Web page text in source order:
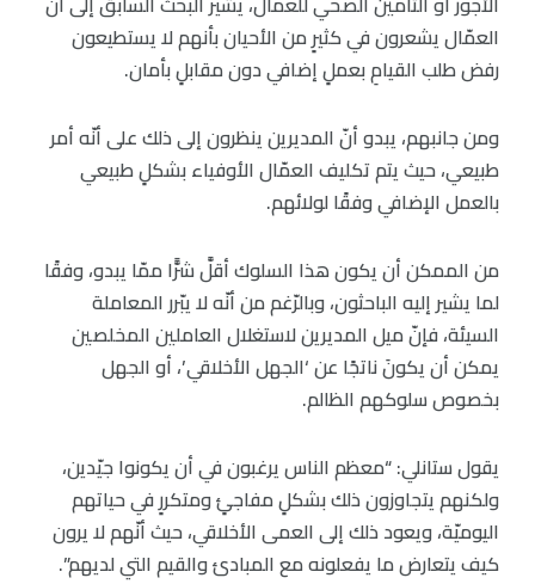
العمّال يشعرون في كثيرٍ من الأحيان بأنهم لا يستطيعون
رفض طلب القيامِ بعملٍ إضافي دون مقابلٍ بأمان.
ومن جانبهم، يبدو أنّ المديرين ينظرون إلى ذلك على أنّه أمر
طبيعي، حيث يتم تكليف العمّال الأوفياء بشكلٍ طبيعي
بالعمل الإضافي وفقًا لولائهم.
من الممكن أن يكون هذا السلوك أقلَّ شرًّا ممّا يبدو، وفقًا
لما يشير إليه الباحثون، وبالرّغم من أنّه لا يبّرر المعاملة
السيئة، فإنّ ميل المديرين لاستغلال العاملين المخلصين
يمكن أن يكونَ ناتجًا عن ‘الجهل الأخلاقي’، أو الجهل
بخصوص سلوكهم الظالم.
يقول ستانلي: “معظم الناس يرغبون في أن يكونوا جيّدين،
ولكنهم يتجاوزون ذلك بشكلٍ مفاجئٍ ومتكررٍ في حياتهم
اليوميّة، ويعود ذلك إلى العمى الأخلاقي، حيث أنّهم لا يرون
كيف يتعارض ما يفعلونه مع المبادئ والقيم التي لديهم”.